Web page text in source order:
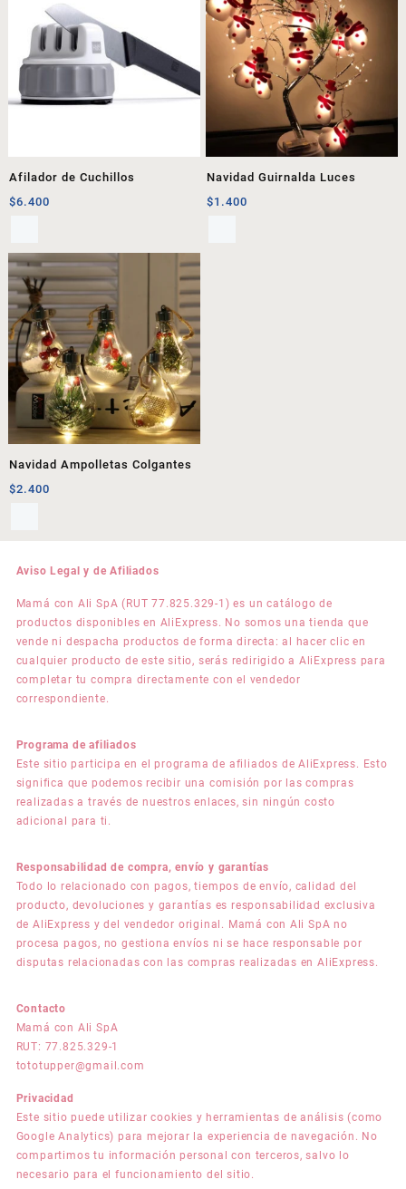
Afilador de Cuchillos
$6.400
Navidad Guirnalda Luces
$1.400
Navidad Ampolletas Colgantes
$2.400
Aviso Legal y de Afiliados
Mamá con Ali SpA (RUT 77.825.329-1) es un catálogo de
productos disponibles en AliExpress. No somos una tienda que
vende ni despacha productos de forma directa: al hacer clic en
cualquier producto de este sitio, serás redirigido a AliExpress para
completar tu compra directamente con el vendedor
correspondiente.
Programa de afiliados
Este sitio participa en el programa de afiliados de AliExpress. Esto
significa que podemos recibir una comisión por las compras
realizadas a través de nuestros enlaces, sin ningún costo
adicional para ti.
Responsabilidad de compra, envío y garantías
Todo lo relacionado con pagos, tiempos de envío, calidad del
producto, devoluciones y garantías es responsabilidad exclusiva
de AliExpress y del vendedor original. Mamá con Ali SpA no
procesa pagos, no gestiona envíos ni se hace responsable por
disputas relacionadas con las compras realizadas en AliExpress.
Contacto
Mamá con Ali SpA
RUT: 77.825.329-1
tototupper@gmail.com
Privacidad
Este sitio puede utilizar cookies y herramientas de análisis (como
Google Analytics) para mejorar la experiencia de navegación. No
compartimos tu información personal con terceros, salvo lo
necesario para el funcionamiento del sitio.